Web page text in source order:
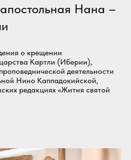
Нана –
о крещении
Картли (Иберии),
деятельности
Нино Каппадокийской,
редакциях «Жития святой